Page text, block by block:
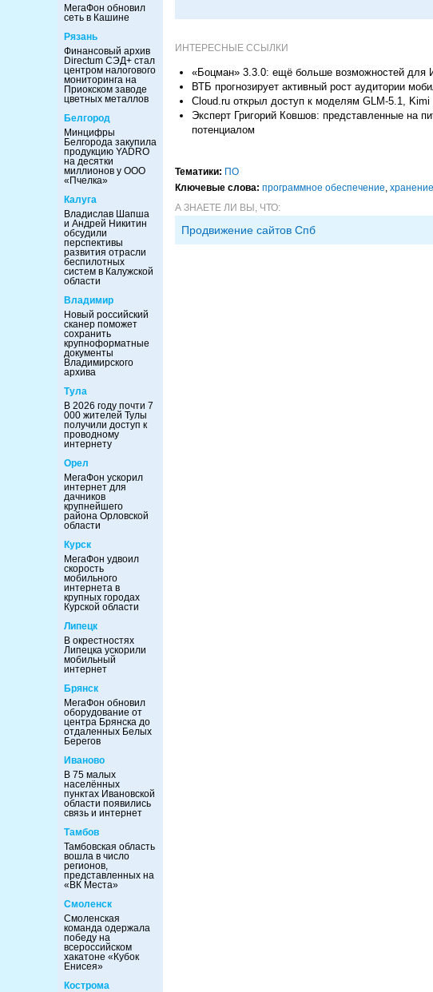
МегаФон обновил
сеть в Кашине
Рязань
Финансовый архив
Directum СЭД+ стал
центром налогового
мониторинга на
Приокском заводе
цветных металлов
Белгород
Минцифры
Белгорода закупила
продукцию YADRO
на десятки
миллионов у ООО
«Пчелка»
Калуга
Владислав Шапша
и Андрей Никитин
обсудили
перспективы
развития отрасли
беспилотных
систем в Калужской
области
Владимир
Новый российский
сканер поможет
сохранить
крупноформатные
документы
Владимирского
архива
Тула
В 2026 году почти 7
000 жителей Тулы
получили доступ к
проводному
интернету
Орел
МегаФон ускорил
интернет для
дачников
крупнейшего
района Орловской
области
Курск
МегаФон удвоил
скорость
мобильного
интернета в
крупных городах
Курской области
Липецк
В окрестностях
Липецка ускорили
мобильный
интернет
Брянск
МегаФон обновил
оборудование от
центра Брянска до
отдаленных Белых
Берегов
Иваново
В 75 малых
населённых
пунктах Ивановской
области появились
связь и интернет
Тамбов
Тамбовская область
вошла в число
регионов,
представленных на
«ВК Места»
Смоленск
Смоленская
команда одержала
победу на
всероссийском
хакатоне «Кубок
Енисея»
Кострома
ИНТЕРЕСНЫЕ ССЫЛКИ
«Боцман» 3.3.0: ещё больше возможностей для
ВТБ прогнозирует активный рост аудитории
Cloud.ru открыл доступ к моделям GLM-5.1,
Эксперт Григорий Ковшов: представленные на
потенциалом
Тематики: ПО
Ключевые слова: программное обеспечение,
А ЗНАЕТЕ ЛИ ВЫ, ЧТО:
Продвижение сайтов Спб